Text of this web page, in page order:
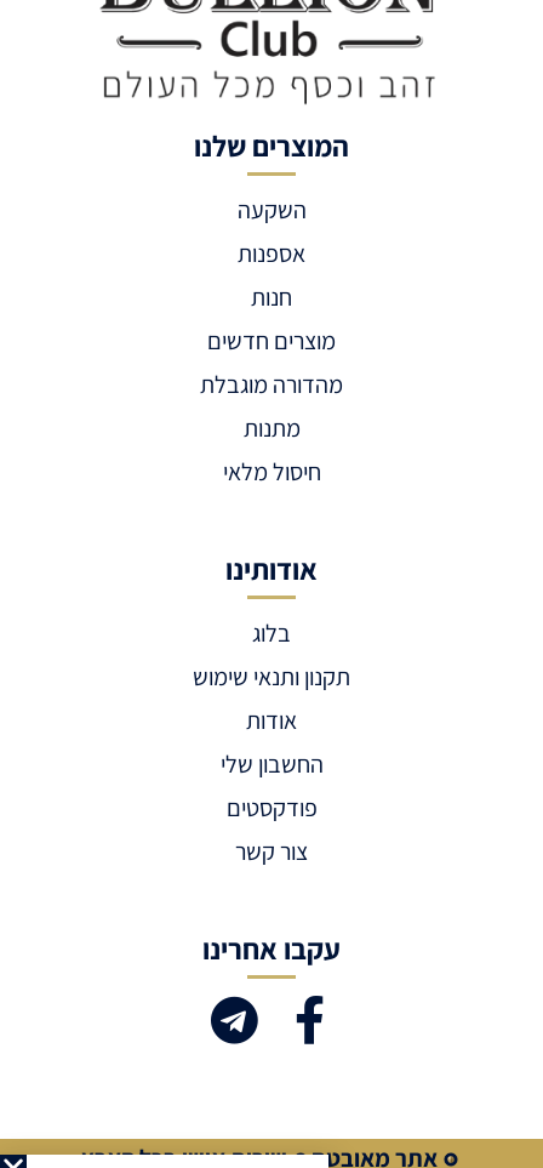
המוצרים שלנו
השקעה
אספנות
חנות
מוצרים חדשים
מהדורה מוגבלת
מתנות
חיסול מלאי
אודותינו
בלוג
תקנון ותנאי שימוש
אודות
החשבון שלי
פודקסטים
צור קשר
עקבו אחרינו
אתר מאובטח שירות אישי בכל הארץ